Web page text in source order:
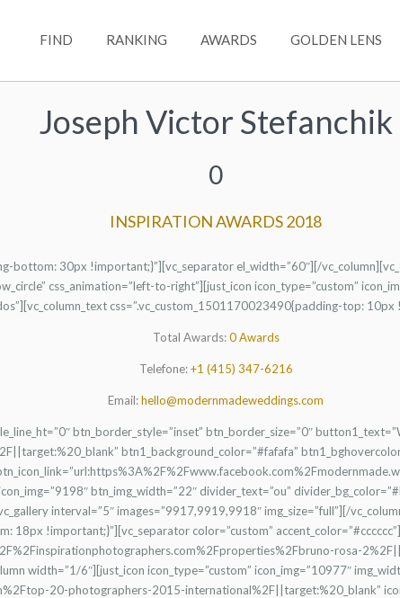
FIND RANKING AWARDS GOLDEN LENS
Joseph Victor Stefanchik
0
INSPIRATION AWARDS 2018
bottom: 30px !important;}”][vc_separator el_width=”60″][/
css_animation=”left-to-right”][just_icon icon_type=”custom”
css=”.vc_custom_1501170023490{padding-top:
Total Awards:0 Awards
Telefone:+1 (415) 347-6216
Email:hello@modernmadeweddings.com
btn_border_style=”inset” btn_border_size=”0″
btn1_background_color=”#fafafa”
btn_img_width=”22″ divider_text=”ou”
interval=”5″ images=”9917,9919,9918″ img_size=”full”][/
18px !important;}”][vc_separator color=”custom”
rosa-
width=”1/6″][just_icon icon_type=”custom” icon_img=”10977″
20-photographers-2015-international%2F||target:%20_blank”